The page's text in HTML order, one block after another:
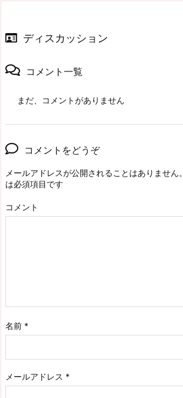
ディスカッション
コメント一覧
まだ、コメントがありません
コメントをどうぞ
メールアドレスが公開されることはありません。
は必須項目です
コメント
名前 *
メールアドレス *